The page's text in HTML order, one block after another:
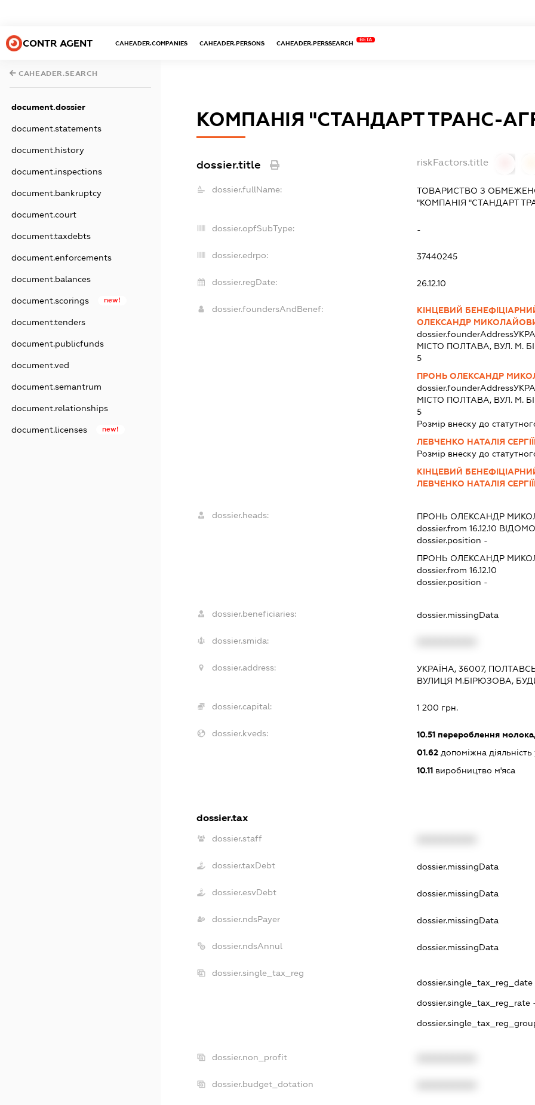
CONTR AGENT CAHEADER.COMPANIES CAHEADER.PERSONS CAHEADER.PERSSEARCH
BETA
CAHEADER.SEARCH
document.dossier
document.statements
document.history
document.inspections
document.bankruptcy
document.court
document.taxdebts
document.enforcements
document.balances
document.scorings new!
document.tenders
document.publicfunds
document.ved
document.semantrum
document.relationships
document.licenses new!
КОМПАНІЯ "СТАНДАРТ ТРАНС-
dossier.title riskFactors.title
dossier.fullName:
ТОВАРИСТВО З
"КОМПАНІЯ "СТАНДАРТ
dossier.opfSubType: -
dossier.edrpo: 37440245
dossier.regDate: 26.12.10
dossier.foundersAndBenef:
КІНЦЕВИЙ
ОЛЕКСАНДР
dossier.founderAddress
МІСТО ПОЛТАВА, ВУЛ. М.
5
ПРОНЬ ОЛЕКСАНДР
dossier.founderAddress
МІСТО ПОЛТАВА, ВУЛ. М.
5
Розмір внеску до
ЛЕВЧЕНКО НАТАЛІЯ
Розмір внеску до
КІНЦЕВИЙ
ЛЕВЧЕНКО НАТАЛІЯ
dossier.heads: ПРОНЬ ОЛЕКСАНДР
dossier.from 16.12.10
dossier.position -
ПРОНЬ ОЛЕКСАНДР
dossier.from 16.12.10
dossier.position -
dossier.beneficiaries: dossier.missingData
dossier.smida:
dossier.address:
УКРАЇНА, 36007,
ВУЛИЦЯ М.БІРЮЗОВА,
dossier.capital: 1 200 грн.
dossier.kveds: 10.51 перероблення
01.62 допоміжна
10.11 виробництво м'яса
dossier.tax
dossier.staff
dossier.taxDebt dossier.missingData
dossier.esvDebt dossier.missingData
dossier.ndsPayer dossier.missingData
dossier.ndsAnnul dossier.missingData
dossier.single_tax_reg
dossier.single_tax_reg_date -
dossier.single_tax_reg_rate
dossier.non_profit
dossier.budget_dotation